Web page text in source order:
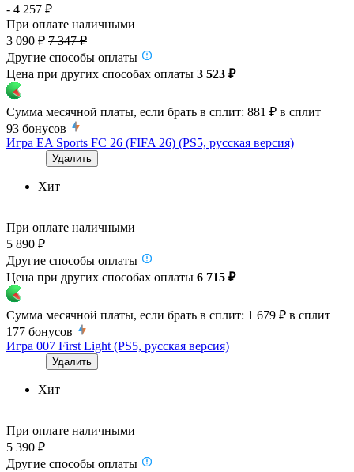
- 4 257 ₽
При оплате наличными
3 090 ₽ 7 347 ₽
Другие способы оплаты
Цена при других способах оплаты 3 523 ₽
Сумма месячной платы, если брать в сплит: 881 ₽ в сплит
93 бонусов
Игра EA Sports FC 26 (FIFA 26) (PS5, русская версия)
Удалить
Хит
При оплате наличными
5 890 ₽
Другие способы оплаты
Цена при других способах оплаты 6 715 ₽
Сумма месячной платы, если брать в сплит: 1 679 ₽ в сплит
177 бонусов
Игра 007 First Light (PS5, русская версия)
Удалить
Хит
При оплате наличными
5 390 ₽
Другие способы оплаты